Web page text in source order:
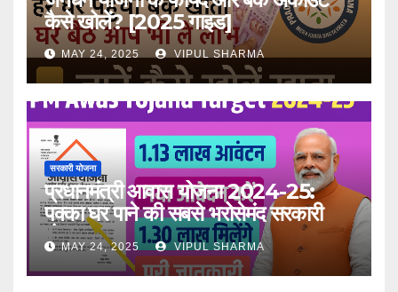
कैसे खोलें? [2025 गाइड]
MAY 24, 2025 VIPUL SHARMA
सरकारी योजना
प्रधानमंत्री आवास योजना 2024-25:
पक्का घर पाने की सबसे भरोसेमंद सरकारी
योजना
MAY 24, 2025 VIPUL SHARMA